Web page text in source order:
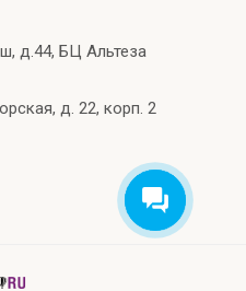
д.44, БЦ Альтеза
д. 22, корп. 2